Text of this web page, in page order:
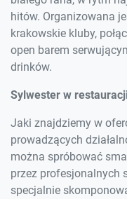
hitów. Organizowana
krakowskie kluby,
open barem
drinków.
Sylwester w
Jaki znajdziemy w
prowadzących
można spróbować
przez profesjonalnych
specjalnie